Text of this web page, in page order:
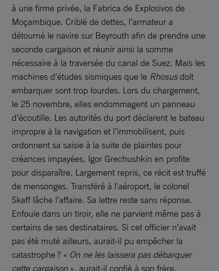
à une firme privée, la Fabrica de Explosivos de
Moçambique. Criblé de dettes, l’armateur a
détourné le navire sur Beyrouth afin de prendre une
seconde cargaison et réunir ainsi la somme
nécessaire à la traversée du canal de Suez. Mais les
machines d’études sismiques que le Rhosusdoit
embarquer sont trop lourdes. Lors du chargement,
le 25 novembre, elles endommagent un panneau
d’écoutille. Les autorités du port déclarent le bateau
impropre à la navigation et l’immobilisent, puis
ordonnent sa saisie à la suite de plaintes pour
créances impayées. Igor Grechushkin en profite
pour disparaître. Largement repris, ce récit est truffé
de mensonges. Transféré à l’aéroport, le colonel
Skaff lâche l’affaire. Sa lettre reste sans réponse.
Enfouie dans un tiroir, elle ne parvient même pas à
certains de ses destinataires. Si cet officier n’avait
pas été muté ailleurs, aurait-il pu empêcher la
catastrophe ? « On ne les laissera pas débarquer
cette cargaison », aurait-il confié à son frère.